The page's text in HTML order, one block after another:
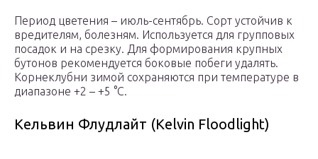
Период цветения – июль-сентябрь. Сорт устойчив к
вредителям, болезням. Используется для групповых
посадок и на срезку. Для формирования крупных
бутонов рекомендуется боковые побеги удалять.
Корнеклубни зимой сохраняются при температуре в
диапазоне +2 – +5 °С.
Кельвин Флудлайт (Kelvin Floodlight)